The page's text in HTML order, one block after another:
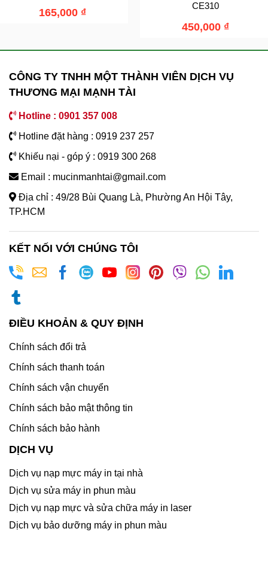
165,000 ₫
CE310
450,000 ₫
CÔNG TY TNHH MỘT THÀNH VIÊN DỊCH VỤ
THƯƠNG MẠI MẠNH TÀI
Hotline : 0901 357 008
Hotline đặt hàng : 0919 237 257
Khiếu nại - góp ý : 0919 300 268
Email : mucinmanhtai@gmail.com
Địa chỉ : 49/28 Bùi Quang Là, Phường An Hội Tây,
TP.HCM
KẾT NỐI VỚI CHÚNG TÔI
ĐIỀU KHOẢN & QUY ĐỊNH
Chính sách đổi trả
Chính sách thanh toán
Chính sách vận chuyển
Chính sách bảo mật thông tin
Chính sách bảo hành
DỊCH VỤ
Dịch vụ nạp mực máy in tại nhà
Dịch vụ sửa máy in phun màu
Dịch vụ nạp mực và sửa chữa máy in laser
Dịch vụ bảo dưỡng máy in phun màu